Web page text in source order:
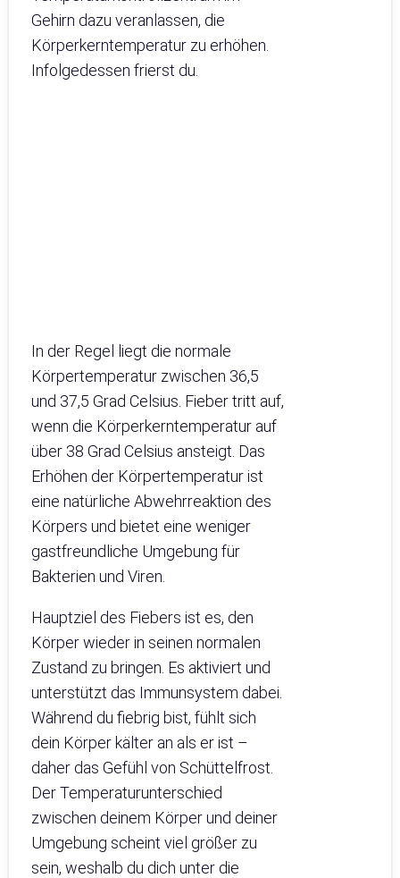
Gehirn dazu veranlassen, die
Körperkerntemperatur zu erhöhen.
Infolgedessen frierst du.
In der Regel liegt die normale
Körpertemperatur zwischen 36,5
und 37,5 Grad Celsius. Fieber tritt auf,
wenn die Körperkerntemperatur auf
über 38 Grad Celsius ansteigt. Das
Erhöhen der Körpertemperatur ist
eine natürliche Abwehrreaktion des
Körpers und bietet eine weniger
gastfreundliche Umgebung für
Bakterien und Viren.
Hauptziel des Fiebers ist es, den
Körper wieder in seinen normalen
Zustand zu bringen. Es aktiviert und
unterstützt das Immunsystem dabei.
Während du fiebrig bist, fühlt sich
dein Körper kälter an als er ist –
daher das Gefühl von Schüttelfrost.
Der Temperaturunterschied
zwischen deinem Körper und deiner
Umgebung scheint viel größer zu
sein, weshalb du dich unter die